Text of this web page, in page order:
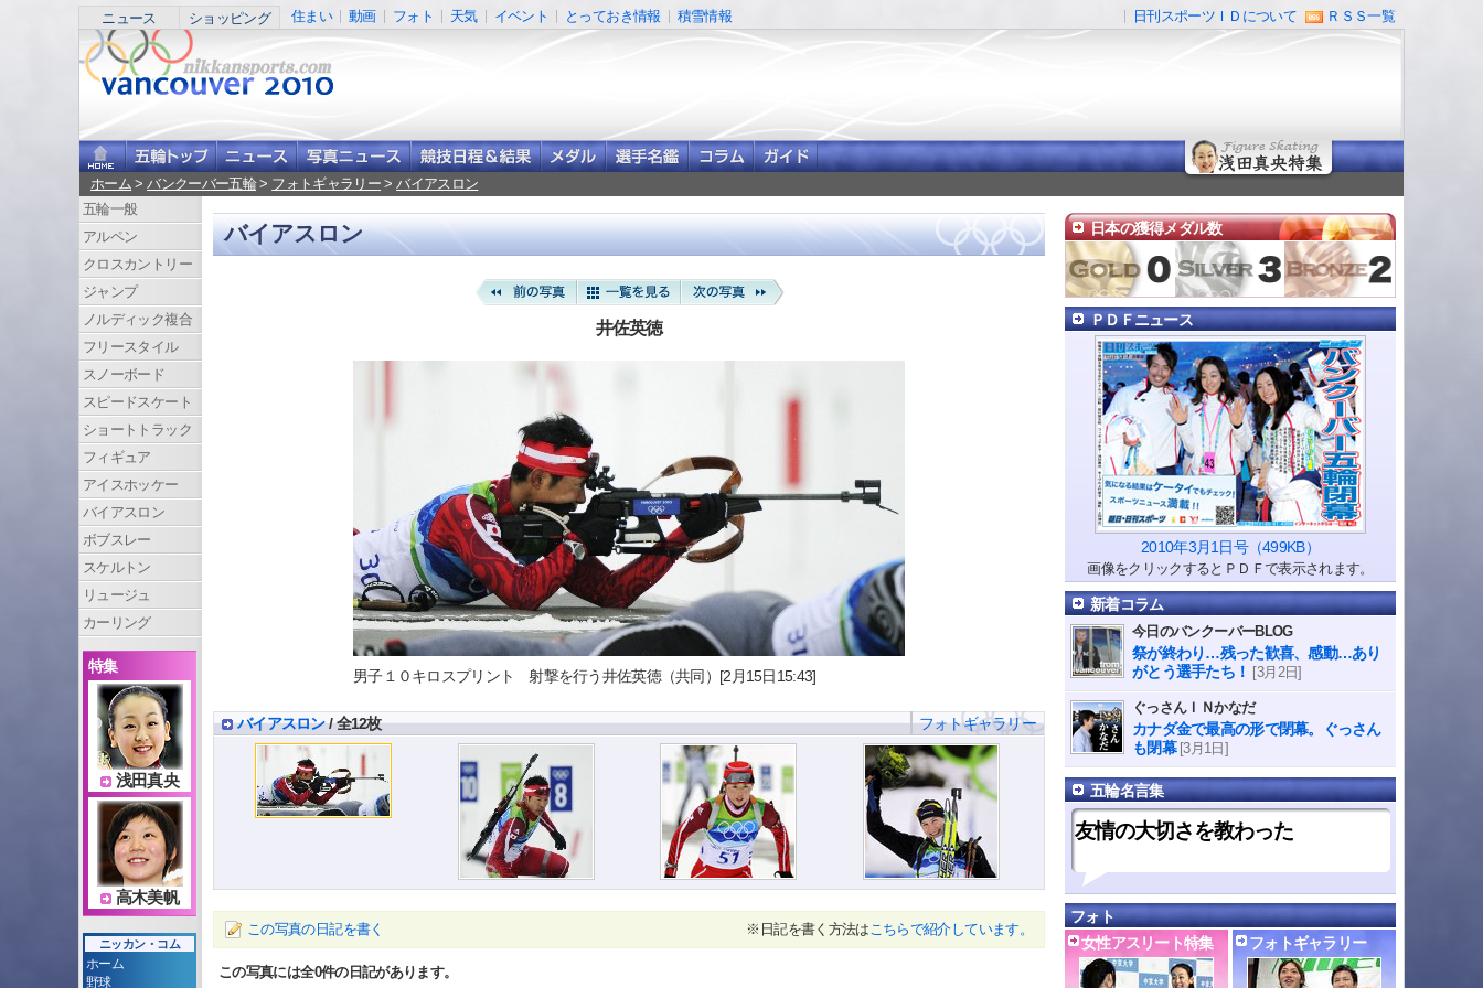
ニュース ショッピング 住まい 動画 フォト 天気 イベント とっておき情報 積雪情報 日刊スポーツＩＤについて ＲＳＳ一覧
ホーム >バンクーバー五輪> フォトギャラリー >バイアスロン
バイアスロン
井佐英徳
男子１０キロスプリント 射撃を行う井佐英徳（共同）[2月15日15:43]
バイアスロン/ 全12枚 フォトギャラリー
この写真の日記を書く ※日記を書く方法は こちらで紹介しています。
この写真には全0件の日記があります。
五輪一般
アルペン
クロスカントリー
ジャンプ
ノルディック複合
フリースタイル
スノーボード
スピードスケート
ショートトラック
フィギュア
アイスホッケー
バイアスロン
ボブスレー
スケルトン
リュージュ
カーリング
特集
浅田真央
高木美帆
ニッカン・コム
ホーム
野球
日本の獲得メダル数
ＰＤＦニュース
2010年3月1日号（499KB）
画像をクリックするとＰＤＦで表示されます。
新着コラム
今日のバンクーバーBLOG
祭が終わり…残った歓喜、感動…あり
がとう選手たち！ [3月2日]
ぐっさんＩＮかなだ
カナダ金で最高の形で閉幕。ぐっさん
も閉幕 [3月1日]
五輪名言集
友情の大切さを教わった
フォト
女性アスリート特集
フォトギャラリー